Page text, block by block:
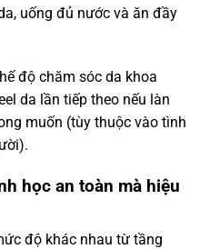
uống đủ nước và ăn đầy
độ chăm sóc da khoa
da lần tiếp theo nếu làn
muốn (tùy thuộc vào tình
học an toàn mà hiệu
độ khác nhau từ tầng